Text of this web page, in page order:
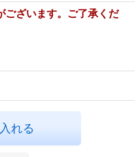
ざいます。ご了承くだ
れる